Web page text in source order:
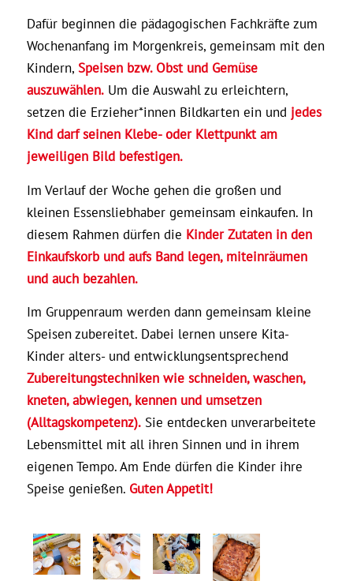
Dafür beginnen die pädagogischen Fachkräfte zum
Wochenanfang im Morgenkreis, gemeinsam mit den
Kindern, Speisen bzw. Obst und Gemüse
auszuwählen.Um die Auswahl zu erleichtern,
setzen die Erzieher*innen Bildkarten ein und jedes
Kind darf seinen Klebe- oder Klettpunkt am
jeweiligen Bild befestigen.
Im Verlauf der Woche gehen die großen und
kleinen Essensliebhaber gemeinsam einkaufen. In
diesem Rahmen dürfen die Kinder Zutaten in den
Einkaufskorb und aufs Band legen, miteinräumen
und auch bezahlen.
Im Gruppenraum werden dann gemeinsam kleine
Speisen zubereitet. Dabei lernen unsere Kita-
Kinder alters- und entwicklungsentsprechend
Zubereitungstechniken wie schneiden, waschen,
kneten, abwiegen, kennen und umsetzen
(Alltagskompetenz).Sie entdecken unverarbeitete
Lebensmittel mit all ihren Sinnen und in ihrem
eigenen Tempo. Am Ende dürfen die Kinder ihre
Speise genießen. Guten Appetit!